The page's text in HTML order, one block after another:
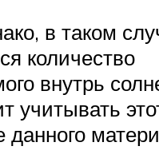
в таком
количество
внутрь
учитывать
данного